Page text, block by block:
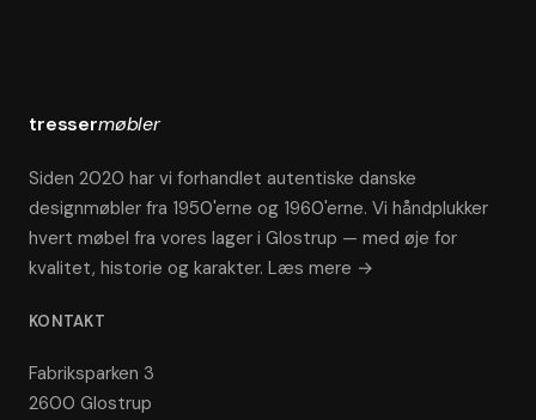
tressermøbler
Siden 2020 har vi forhandlet autentiske danske
designmøbler fra 1950'erne og 1960'erne. Vi håndplukker
hvert møbel fra vores lager i Glostrup — med øje for
kvalitet, historie og karakter. Læs mere →
KONTAKT
Fabriksparken 3
2600 Glostrup